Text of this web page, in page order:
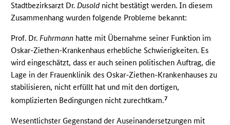
Stadtbezirksarzt Dr.Dusold nicht bestätigt werden. In diesem
Zusammenhang wurden folgende Probleme bekannt:
Prof. Dr.Fuhrmann hatte mit Übernahme seiner Funktion im
Oskar-Ziethen-Krankenhaus erhebliche Schwierigkeiten. Es
wird eingeschätzt, dass er auch seinen politischen Auftrag, die
Lage in der Frauenklinik des Oskar-Ziethen-Krankenhauses zu
stabilisieren, nicht erfüllt hat und mit den dortigen,
komplizierten Bedingungen nicht zurechtkam.7
Wesentlichster Gegenstand der Auseinandersetzungen mit